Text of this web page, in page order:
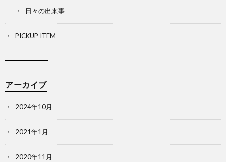
日々の出来事
PICKUP ITEM
アーカイブ
2024年10月
2021年1月
2020年11月